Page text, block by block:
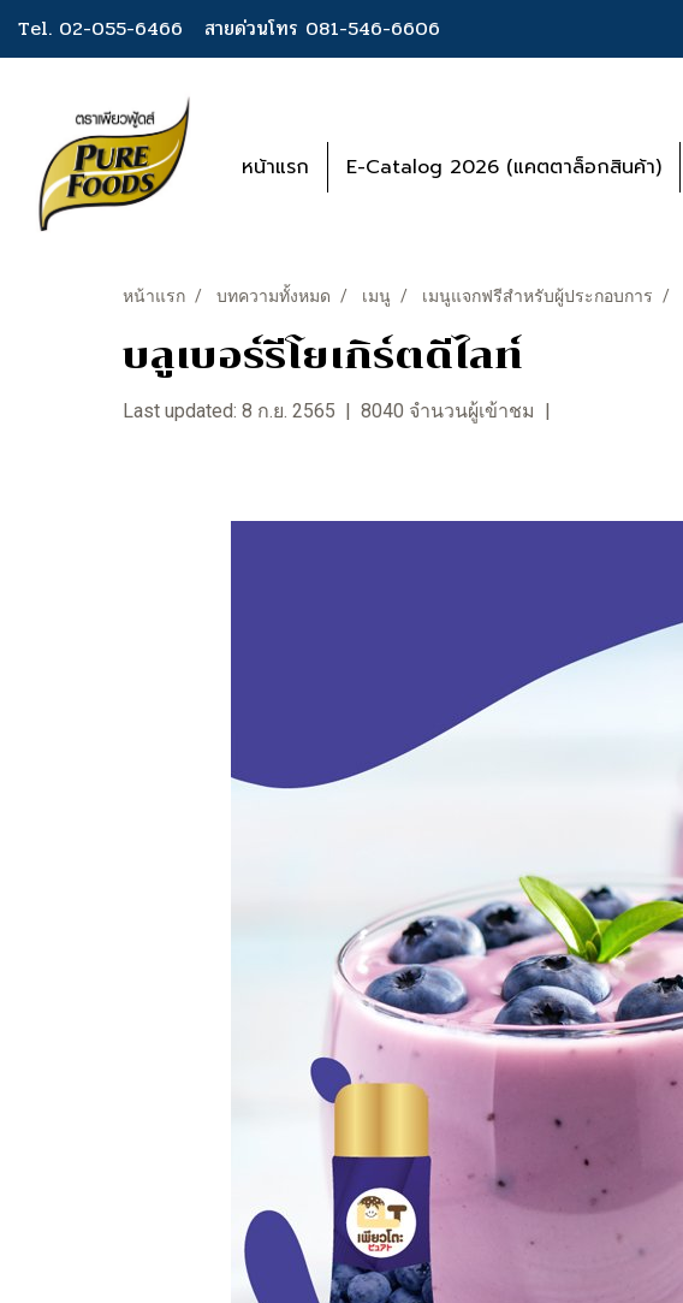
Tel. 02-055-6466 สายด่วนโทร 081-546-6606
หน้าแรก E-Catalog 2026 (แคตตาล็อกสินค้า)
หน้าแรก บทความทั้งหมด เมนู เมนูแจกฟรีสำหรับผู้ประกอบการ
บลูเบอร์รีโยเกิร์ตดีไลท์
Last updated: 8 ก.ย. 2565 | 8040 จำนวนผู้เข้าชม |